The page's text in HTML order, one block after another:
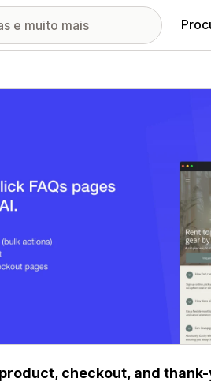
em destaque
checkout, and thank-